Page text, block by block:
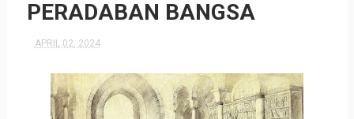
PERADABAN BANGSA
APRIL 02, 2024